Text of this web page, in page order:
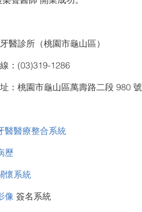
醫診所（桃園市龜山區）
：(03)319-1286
：桃園市龜山區萬壽路二段 980 號
醫醫療整合系統
歷
懷系統
像 簽名系統